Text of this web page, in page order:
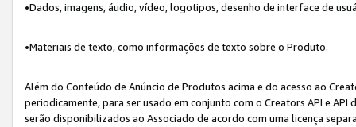
•Dados, imagens, áudio, vídeo, logotipos, desenho de interface de
•Materiais de texto, como informações de texto sobre o Produto.
Além do Conteúdo de Anúncio de Produtos acima e do acesso ao
periodicamente, para ser usado em conjunto com o Creators API e
serão disponibilizados ao Associado de acordo com uma licença